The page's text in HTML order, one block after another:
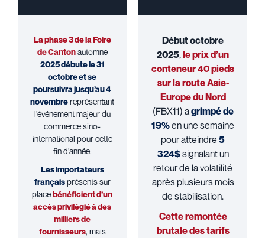
La phase 3 de la Foire
de Cantonautomne
2025 débute le 31
octobre et se
poursuivra jusqu’au 4
novembrereprésentant
l’événement majeur du
commerce sino-
international pour cette
fin d’année.
Les importateurs
françaisprésents sur
placebénéficient d’un
accès privilégié à des
milliers de
fournisseurs, mais
Début octobre
2025,le prix d’un
conteneur 40 pieds
sur la route Asie-
Europe du Nord
(FBX11) agrimpé de
19%en une semaine
pour atteindre 5
324$signalant un
retour de la volatilité
après plusieurs mois
de stabilisation.
Cette remontée
brutale des tarifs